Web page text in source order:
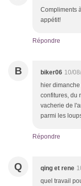
Compliments
appétit!
Répondre
B biker06 10/
hier
confitures, du
vacherie de
parmi les
Répondre
Q qing et rene
quel travail